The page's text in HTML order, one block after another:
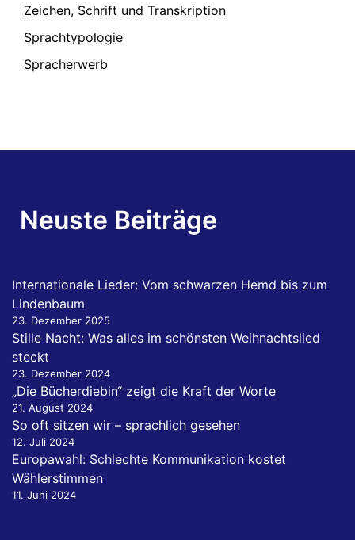
Zeichen, Schrift und Transkription
Sprachtypologie
Spracherwerb
Neuste Beiträge
Internationale Lieder: Vom schwarzen Hemd bis zum
Lindenbaum
23. Dezember 2025
Stille Nacht: Was alles im schönsten Weihnachtslied
steckt
23. Dezember 2024
„Die Bücherdiebin“ zeigt die Kraft der Worte
21. August 2024
So oft sitzen wir – sprachlich gesehen
12. Juli 2024
Europawahl: Schlechte Kommunikation kostet
Wählerstimmen
11. Juni 2024